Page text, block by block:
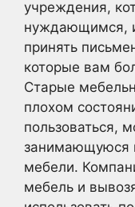
учреждения,
нуждающимся, и
принять
которые вам
Старые
плохом
пользоваться,
занимающуюся
мебели.
мебель и